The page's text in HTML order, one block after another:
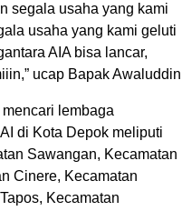
segala usaha yang kami
usaha yang kami geluti
AIA bisa lancar,
ucap Bapak Awaluddin
lembaga
di Kota Depok meliputi
Sawangan, Kecamatan
Cinere, Kecamatan
Kecamatan